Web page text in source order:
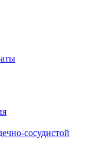
сосудистой